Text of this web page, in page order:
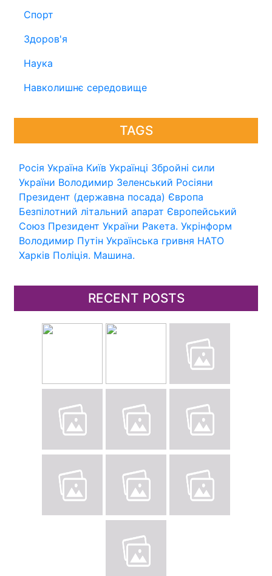
Спорт
Здоров'я
Наука
Навколишнє середовище
TAGS
Росія Україна Київ Українці Збройні сили
України Володимир Зеленський Росіяни
Президент (державна посада) Європа
Безпілотний літальний апарат Європейський
Союз Президент України Ракета. Укрінформ
Володимир Путін Українська гривня НАТО
Харків Поліція. Машина.
RECENT POSTS